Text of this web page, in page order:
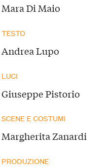
Mara Di Maio
TESTO
Andrea Lupo
LUCI
Giuseppe Pistorio
SCENE E COSTUMI
Margherita Zanardi
PRODUZIONE